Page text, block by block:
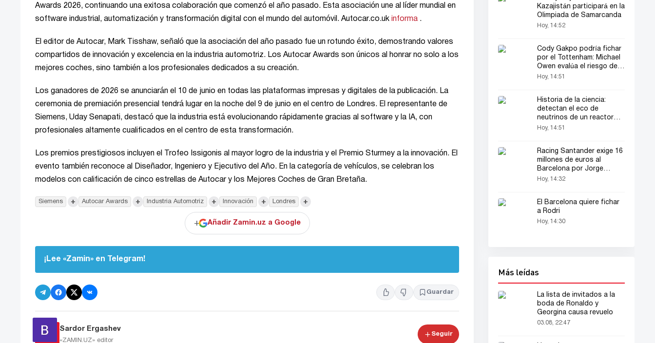
Awards 2026, continuando una exitosa colaboración que comenzó el año pasado. Esta asociación une al líder mundial en
software industrial, automatización y transformación digital con el mundo del automóvil. Autocar.co.uk
informa .
El editor de Autocar, Mark Tisshaw, señaló que la asociación del año pasado fue un rotundo éxito, demostrando valores
compartidos de innovación y excelencia en la industria automotriz. Los Autocar Awards son únicos al honrar no solo a los
mejores coches, sino también a los profesionales dedicados a su creación.
Los ganadores de 2026 se anunciarán el 10 de junio en todas las plataformas impresas y digitales de la publicación. La
ceremonia de premiación presencial tendrá lugar en la noche del 9 de junio en el centro de Londres. El representante de
Siemens, Uday Senapati, destacó que la industria está evolucionando rápidamente gracias al software y la IA, con
profesionales altamente cualificados en el centro de esta transformación.
Los premios prestigiosos incluyen el Trofeo Issigonis al mayor logro de la industria y el Premio Sturmey a la innovación. El
evento también reconoce al Diseñador, Ingeniero y Ejecutivo del Año. En la categoría de vehículos, se celebran los
modelos con calificación de cinco estrellas de Autocar y los Mejores Coches de Gran Bretaña.
Siemens + Autocar Awards + Industria Automotriz + Innovación + Londres +
+ Añadir Zamin.uz a Google
¡Lee «Zamin» en Telegram!
Guardar
Sardor Ergashev
«ZAMIN.UZ» editor
Seguir
Kazajistán participará en la
Olimpiada de Samarcanda
Hoy, 14:52
Cody Gakpo podría fichar
por el Tottenham: Michael
Owen evalúa el riesgo del
traspaso
Hoy, 14:51
Historia de la ciencia:
detectan el eco de
neutrinos de un reactor
nuclear apagado
Hoy, 14:51
Racing Santander exige 16
millones de euros al
Barcelona por Jorge
Salinas
Hoy, 14:32
El Barcelona quiere fichar
a Rodri
Hoy, 14:30
Más leídas
La lista de invitados a la
boda de Ronaldo y
Georgina causa revuelo
03.08, 22:47